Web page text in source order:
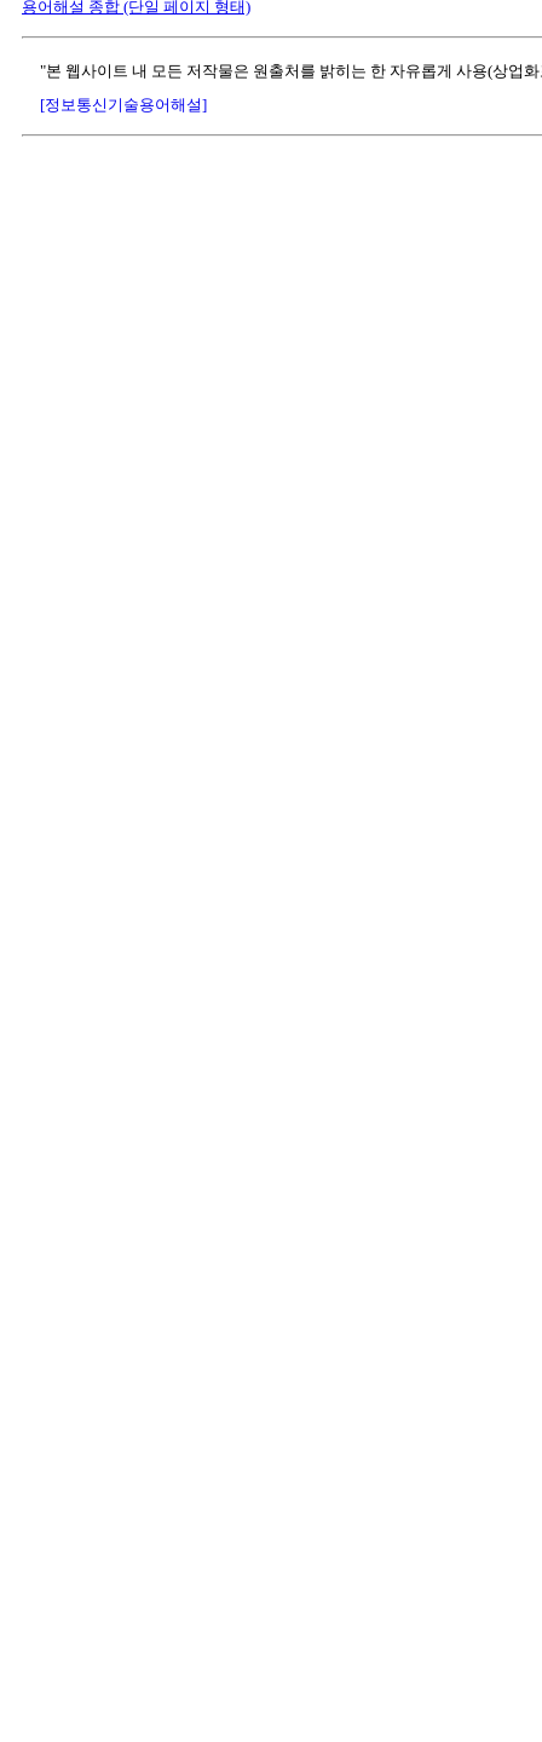
용어해설 종합 (단일 페이지 형태)
"본 웹사이트 내 모든 저작물은 원출처를 밝히는 한 자유롭게 사용(상업
[정보통신기술용어해설]